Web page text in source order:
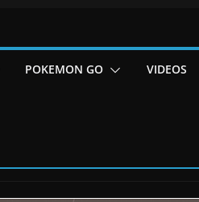
POKEMON GO VIDEOS